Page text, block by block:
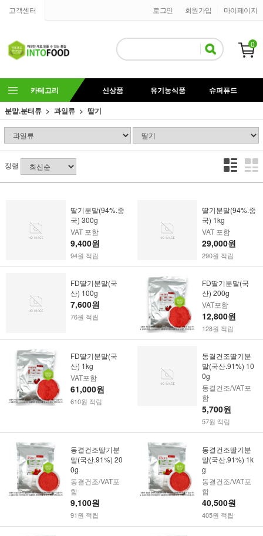
고객센터 마이페이지
회원가입
로그인
0
카테고리 신상품 유기농식품
슈퍼퓨드
분말.분태류
과일류 딸기
정렬
딸기분말(94%.중
국) 300g
VAT 포함
9,400원
94원 적립
딸기분말(94%.중
국) 1kg
VAT 포함
29,000원
290원 적립
FD딸기분말(국
산) 100g
7,600원
76원 적립
FD딸기분말(국
산) 200g
VAT포함
12,800원
128원 적립
FD딸기분말(국
산) 1kg
VAT포함
61,000원
610원 적립
동결건조딸기분
말(국산.91%) 10
0g
동결건조/VAT포
함
5,700원
57원 적립
동결건조딸기분
말(국산.91%) 20
0g
동결건조/VAT포
함
9,100원
91원 적립
동결건조딸기분
말(국산.91%) 1k
g
동결건조/VAT포
함
40,500원
405원 적립